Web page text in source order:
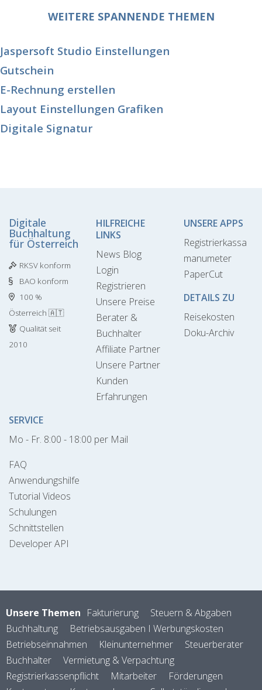
WEITERE SPANNENDE THEMEN
Jaspersoft Studio Einstellungen
Gutschein
E-Rechnung erstellen
Layout Einstellungen Grafiken
Digitale Signatur
Digitale
Buchhaltung
für Österreich
RKSV konform
BAO konform
100 %
Österreich 🇦🇹
Qualität seit
2010
HILFREICHE
LINKS
News Blog
Login
Registrieren
Unsere Preise
Berater &
Buchhalter
Affiliate Partner
Unsere Partner
Kunden
Erfahrungen
UNSERE APPS
Registrierkassa
manumeter
PaperCut
DETAILS ZU
Reisekosten
Doku-Archiv
SERVICE
Mo - Fr. 8:00 - 18:00 per Mail
FAQ
Anwendungshilfe
Tutorial Videos
Schulungen
Schnittstellen
Developer API
Unsere Themen Fakturierung
Steuern & Abgaben
Buchhaltung
Betriebsausgaben I Werbungskosten
Betriebseinnahmen
Kleinunternehmer
Steuerberater
Buchhalter
Vermietung & Verpachtung
Registrierkassenpflicht
Mitarbeiter
Förderungen